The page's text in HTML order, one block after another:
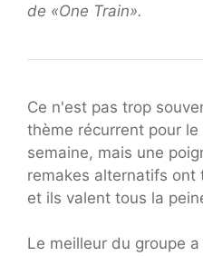
de «One Train».
Ce n'est pas trop
thème récurrent pour
semaine, mais une
remakes alternatifs ont
et ils valent tous la
Le meilleur du groupe